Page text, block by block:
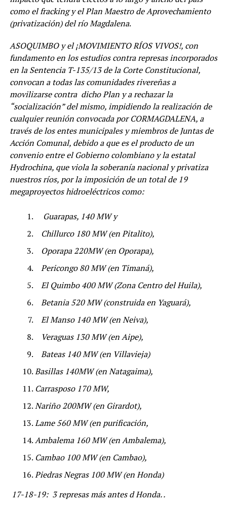
como el fracking y el Plan Maestro de Aprovechamiento
(privatización) del río Magdalena.
ASOQUIMBO y el ¡MOVIMIENTO RÍOS VIVOS!, con
fundamento en los estudios contra represas incorporados
en la Sentencia T-135/13 de la Corte Constitucional,
convocan a todas las comunidades rivereñas a
movilizarse contra dicho Plan y a rechazar la
“socialización” del mismo, impidiendo la realización de
cualquier reunión convocada por CORMAGDALENA, a
través de los entes municipales y miembros de Juntas de
Acción Comunal, debido a que es el producto de un
convenio entre el Gobierno colombiano y la estatal
Hydrochina, que viola la soberanía nacional y privatiza
nuestros ríos, por la imposición de un total de 19
megaproyectos hidroeléctricos como:
Guarapas, 140 MW y
Chillurco 180 MW (en Pitalito),
Oporapa 220MW (en Oporapa),
Pericongo 80 MW (en Timaná),
El Quimbo 400 MW (Zona Centro del Huila),
Betania 520 MW (construida en Yaguará),
El Manso 140 MW (en Neiva),
Veraguas 130 MW (en Aipe),
Bateas 140 MW (en Villavieja)
Basillas 140MW (en Natagaima),
Carrasposo 170 MW,
Nariño 200MW (en Girardot),
Lame 560 MW (en purificación,
Ambalema 160 MW (en Ambalema),
Cambao 100 MW (en Cambao),
Piedras Negras 100 MW (en Honda)
17-18-19: 3 represas más antes d Honda. .